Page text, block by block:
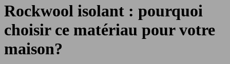
Rockwool isolant : pourquoi
choisir ce matériau pour votre
maison?